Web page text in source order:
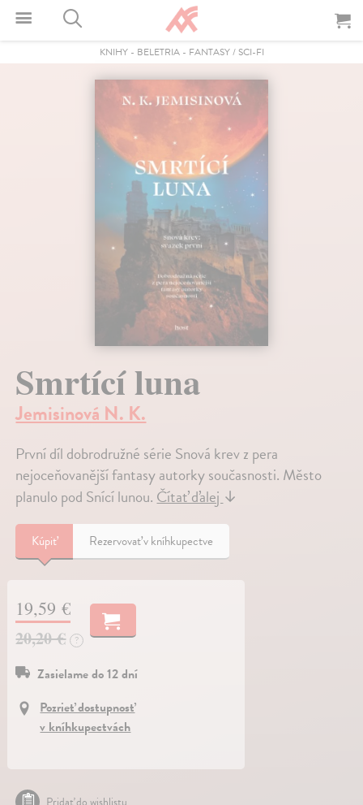
KNIHY- BELETRIA- FANTASY / SCI-FI
Smrtící luna
Jemisinová N. K.
První díl dobrodružné série Snová krev z pera
nejoceňovanější fantasy autorky současnosti. Město
planulo pod Snící lunou.Čítať ďalej↓
Kúpiť Rezervovať v kníhkupectve
19,59 €
20,20 €
?
Zasielame do 12 dní
Pozrieť dostupnosť
v kníhkupectvách